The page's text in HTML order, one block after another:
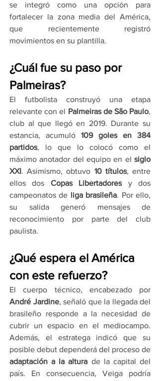
se integró como una opción para
fortalecer la zona media del América,
que recientemente registró
movimientos en su plantilla.
¿Cuál fue su paso por
Palmeiras?
El futbolista construyó una etapa
relevante con el Palmeiras de São Paulo,
club al que llegó en 2019. Durante su
estancia, acumuló 109 goles en 384
partidos, lo que lo colocó como el
máximo anotador del equipo en el siglo
XXI. Asimismo, obtuvo 10 títulos, entre
ellos dos Copas Libertadores y dos
campeonatos de liga brasileña. Por ello,
su salida generó mensajes de
reconocimiento por parte del club
paulista.
¿Qué espera el América
con este refuerzo?
André Jardine, señaló que la llegada del
brasileño responde a la necesidad de
cubrir un espacio en el mediocampo.
Además, el estratega indicó que su
adaptación a la altura de la capital del
país. En consecuencia, Veiga podría